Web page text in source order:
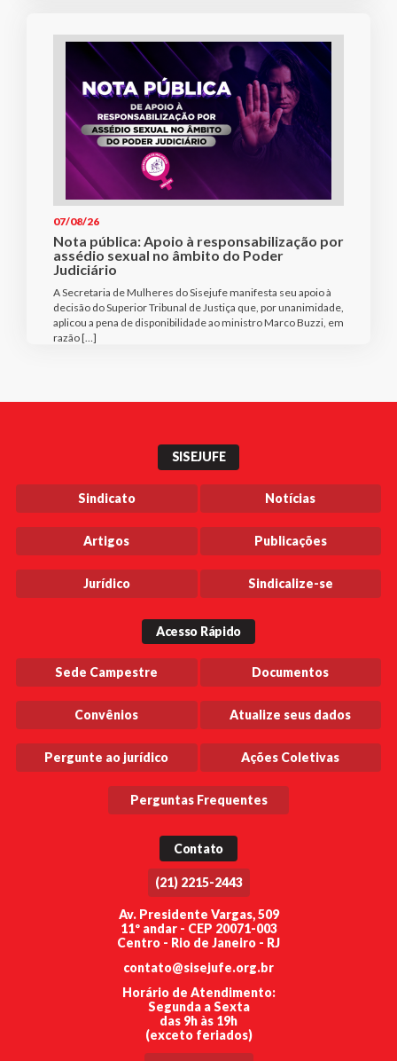
07/08/26
Nota pública: Apoio à responsabilização por
assédio sexual no âmbito do Poder
Judiciário
A Secretaria de Mulheres do Sisejufe manifesta seu apoio à
decisão do Superior Tribunal de Justiça que, por unanimidade,
aplicou a pena de disponibilidade ao ministro Marco Buzzi, em
razão […]
SISEJUFE
Sindicato Notícias
Artigos Publicações
Jurídico Sindicalize-se
Acesso Rápido
Sede Campestre Documentos
Convênios Atualize seus dados
Pergunte ao jurídico Ações Coletivas
Perguntas Frequentes
Contato
(21) 2215-2443
Av. Presidente Vargas, 509
11º andar - CEP 20071-003
Centro - Rio de Janeiro - RJ
contato@sisejufe.org.br
Horário de Atendimento:
Segunda a Sexta
das 9h às 19h
(exceto feriados)